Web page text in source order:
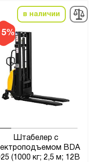
в наличии
Штабелер с
BDA
(1000 кг; 2,5 м; 12В
мм: